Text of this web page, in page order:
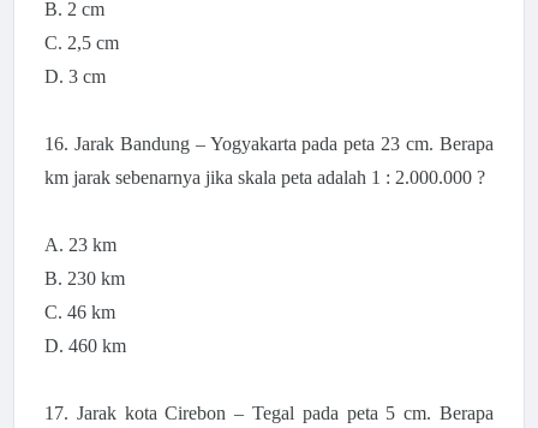
B. 2 cm
C. 2,5 cm
D. 3 cm
16. Jarak Bandung – Yogyakarta pada peta 23 cm. Berapa
km jarak sebenarnya jika skala peta adalah 1 : 2.000.000 ?
A. 23 km
B. 230 km
C. 46 km
D. 460 km
17. Jarak kota Cirebon – Tegal pada peta 5 cm. Berapa